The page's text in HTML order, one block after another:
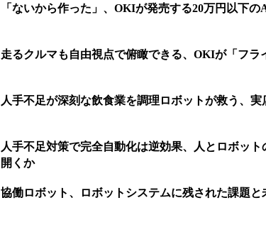
「ないから作った」、OKIが発売する20万円以下
走るクルマも自由視点で俯瞰できる、OKIが「フラ
人手不足が深刻な飲食業を調理ロボットが救う、
人手不足対策で完全自動化は逆効果、人とロボット
開くか
協働ロボット、ロボットシステムに残された課題と